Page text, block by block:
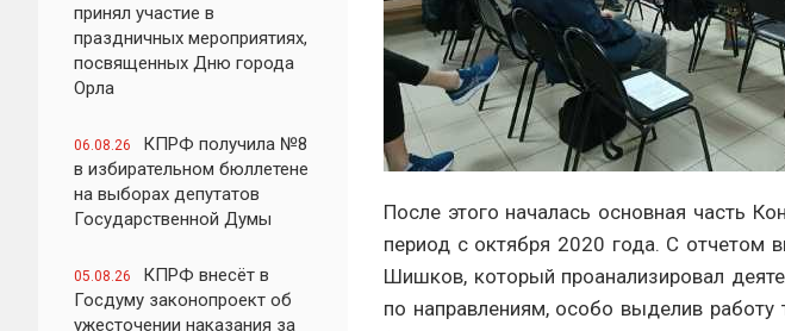
принял участие в
праздничных мероприятиях,
посвященных Дню города
Орла
06.08.26
КПРФ получила №8
в избирательном бюллетене
на выборах депутатов
Государственной Думы
05.08.26
КПРФ внесёт в
Госдуму законопроект об
ужесточении наказания за
После этого началась основная часть
период с октября 2020 года. С отчетом
Шишков, который проанализировал
по направлениям, особо выделив работу